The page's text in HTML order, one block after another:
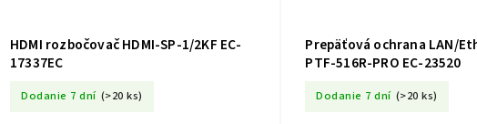
HDMI rozbočovač HDMI-SP-1/2KF EC-
17337EC
Dodanie 7 dní (>20 ks)
Prepäťová ochrana LAN/
PTF-516R-PRO EC-23520
Dodanie 7 dní (>20 ks)